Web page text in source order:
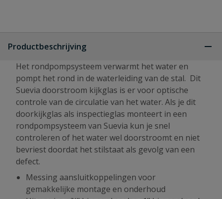
Productbeschrijving
Het rondpompsysteem verwarmt het water en
pompt het rond in de waterleiding van de stal. Dit
Suevia doorstroom kijkglas is er voor optische
controle van de circulatie van het water. Als je dit
doorkijkglas als inspectieglas monteert in een
rondpompsysteem van Suevia kun je snel
controleren of het water wel doorstroomt en niet
bevriest doordat het stilstaat als gevolg van een
defect.
Messing aansluitkoppelingen voor
gemakkelijke montage en onderhoud